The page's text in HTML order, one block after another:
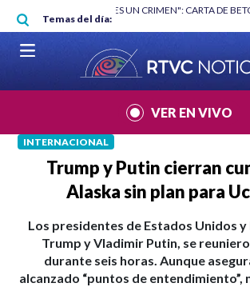
Pasar al contenido principal
Temas del día:
"HABLAR NO ES UN CRIMEN": CARTA DE
VER EN VIVO
INTERNACIONAL
Trump y Putin cierran
Alaska sin plan para
Los presidentes de Estados Unidos y
Trump y Vladimir Putin, se
durante seis horas. Aunque
alcanzado “puntos de entendimiento”,